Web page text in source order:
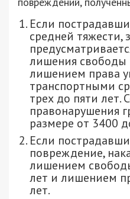
Если
средней тяжести,
лишения свободы
лишением права
транспортными
трех до пяти лет.
правонарушения
размере от 3400
Если
повреждение,
лишением
лет и лишением
лет.